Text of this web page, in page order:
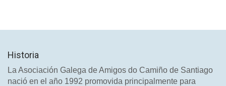
Historia
La Asociación Galega de Amigos do Camiño de Santiago
nació en el año 1992 promovida principalmente para